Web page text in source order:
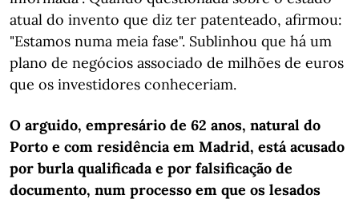
atual do invento que diz ter patenteado, afirmou:
"Estamos numa meia fase". Sublinhou que há um
plano de negócios associado de milhões de euros
que os investidores conheceriam.
O arguido, empresário de 62 anos, natural do
Porto e com residência em Madrid, está acusado
por burla qualificada e por falsificação de
documento, num processo em que os lesados